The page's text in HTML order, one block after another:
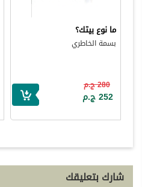
ما نوع بيتك؟
بسمة الخاطري
280 ج.م
252 ج.م
شارك بتعليقك